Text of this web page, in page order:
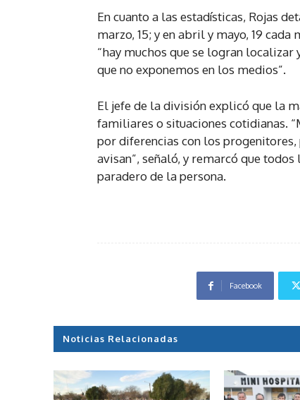
En cuanto a las estadísticas, Rojas
marzo, 15; y en abril y mayo, 19
“hay muchos que se logran localizar
que no exponemos en los medios”.
El jefe de la división explicó que la
familiares o situaciones cotidianas.
por diferencias con los
avisan”, señaló, y remarcó que
paradero de la persona.
Facebook
Noticias Relacionadas